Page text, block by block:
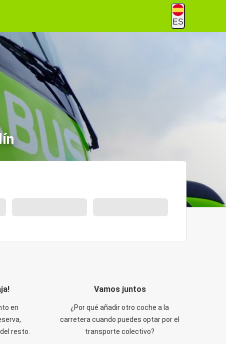
ES
en
resto.
Vamos juntos
¿Por qué añadir otro coche a la
carretera cuando puedes optar por el
transporte colectivo?